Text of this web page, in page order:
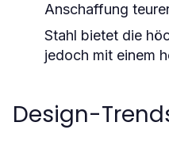
Anschaffung
Stahl bietet die
jedoch mit einem
Design-